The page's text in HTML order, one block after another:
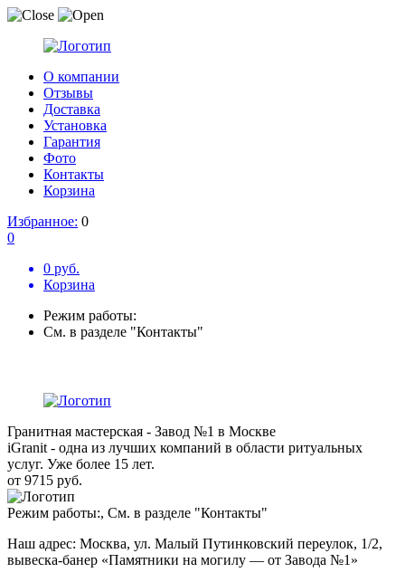
О компании
Отзывы
Доставка
Установка
Гарантия
Фото
Контакты
Корзина
Избранное: 0
0
0 руб.
Корзина
Режим работы:
См. в разделе "Контакты"
Гранитная мастерская - Завод №1 в Москве
iGranit - одна из лучших компаний в области ритуальных
услуг. Уже более 15 лет.
от 9715 руб.
Режим работы:, См. в разделе "Контакты"
Наш адрес: Москва, ул. Малый Путинковский переулок, 1/2,
вывеска-банер «Памятники на могилу — от Завода №1»